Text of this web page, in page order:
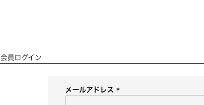
会員ログイン
メールアドレス